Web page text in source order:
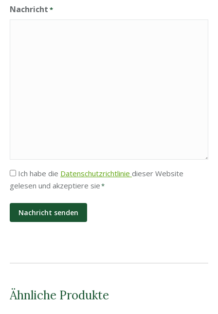
Nachricht *
Privatsphäre
*
Ich habe die Datenschutzrichtlinie dieser Website
gelesen und akzeptiere sie*
Ähnliche Produkte